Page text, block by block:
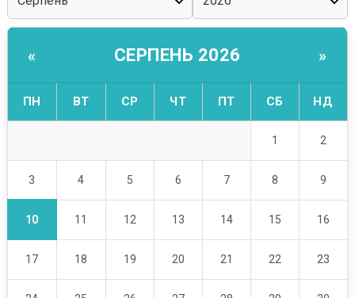
« СЕРПЕНЬ 2026 »
ПН ВТ СР ЧТ ПТ СБ НД
1 2
3 4 5 6 7 8 9
10 11 12 13 14 15 16
17 18 19 20 21 22 23